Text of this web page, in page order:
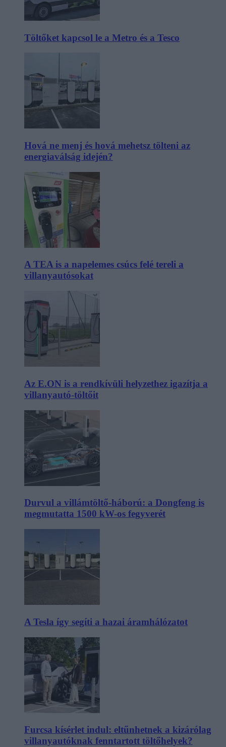
Töltőket kapcsol le a Metro és a Tesco
Hová ne menj és hová mehetsz tölteni az
energiaválság idején?
A TEA is a napelemes csúcs felé tereli a
villanyautósokat
Az E.ON is a rendkívüli helyzethez igazítja a
villanyautó-töltőit
Durvul a villámtöltő-háború: a Dongfeng is
megmutatta 1500 kW-os fegyverét
A Tesla így segíti a hazai áramhálózatot
Furcsa kísérlet indul: eltűnhetnek a kizárólag
villanyautóknak fenntartott töltőhelyek?